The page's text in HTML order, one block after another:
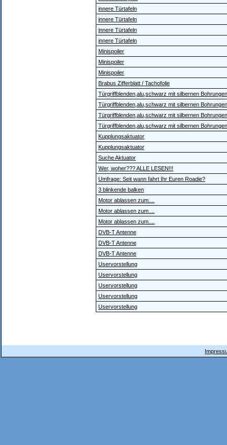
innere Türtafeln
innere Türtafeln
innere Türtafeln
innere Türtafeln
Minispoiler
Minispoiler
Minispoiler
Brabus Zifferblatt / Tachofolie
Türgriffblenden,alu,schwarz mit silbernen Bohrungen
Türgriffblenden,alu,schwarz mit silbernen Bohrungen
Türgriffblenden,alu,schwarz mit silbernen Bohrungen
Türgriffblenden,alu,schwarz mit silbernen Bohrungen
Kupplungsaktuator
Kupplungsaktuator
Suche Aktuator
Wer, woher??? ALLE LESEN!!!
Umfrage: Seit wann fahrt Ihr Euren Roadie?
3 blinkende balken
Motor ablassen zum....
Motor ablassen zum....
Motor ablassen zum....
DVB-T Antenne
DVB-T Antenne
DVB-T Antenne
Uservorstellung
Uservorstellung
Uservorstellung
Uservorstellung
Uservorstellung